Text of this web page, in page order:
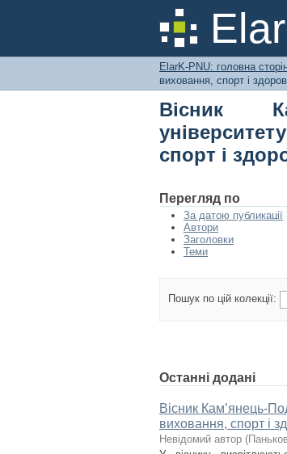
Вісник
Огієнка.
ElarK-PNU: головна
виховання, спорт і
Вісник
спорт і
Перегляд по
За датою публикації
Автори
Заголовки
Теми
Пошук по цій колекції:
Останні додані
Вісник Кам’янець-
виховання, спорт і
Невідомий автор (